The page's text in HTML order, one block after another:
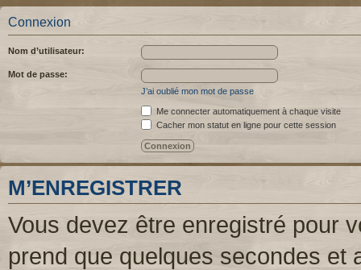
Connexion
Nom d’utilisateur:
Mot de passe:
J’ai oublié mon mot de passe
Me connecter automatiquement à chaque visite
Cacher mon statut en ligne pour cette session
M’ENREGISTRER
Vous devez être enregistré pour
prend que quelques secondes et